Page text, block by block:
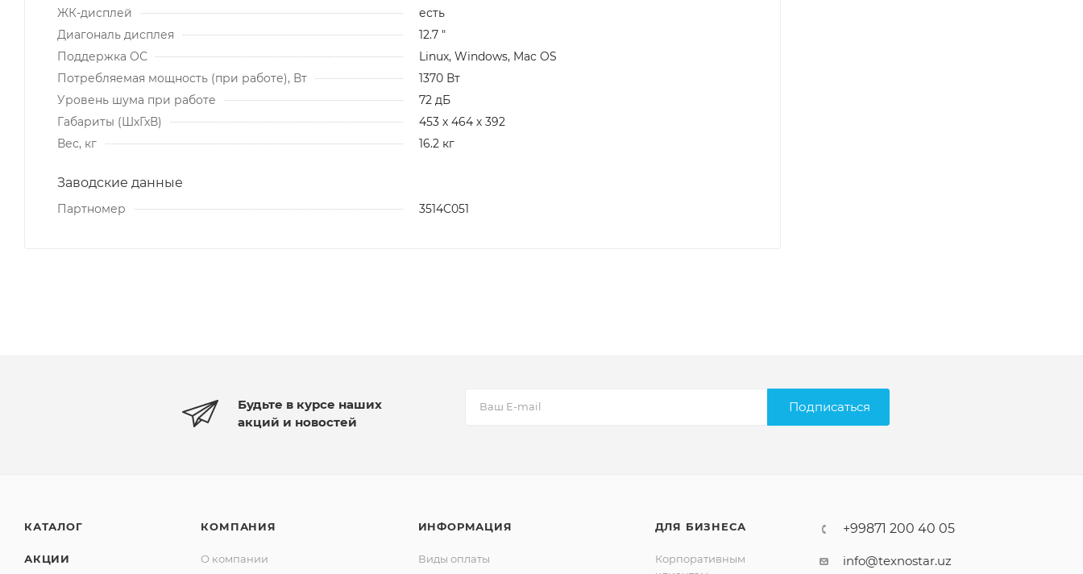
ЖК-дисплей
есть
Диагональ дисплея
12.7 "
Поддержка ОС
Linux, Windows, Mac OS
Потребляемая мощность (при работе), Вт
1370 Вт
Уровень шума при работе
72 дБ
Габариты (ШхГхВ)
453 х 464 х 392
Вес, кг
16.2 кг
Заводские данные
Партномер 3514C051
Будьте в курсе наших
акций и новостей
Подписаться
КАТАЛОГ
АКЦИИ
КОМПАНИЯ
О компании
ИНФОРМАЦИЯ
Виды оплаты
ДЛЯ БИЗНЕСА
Корпоративным
+99871 200 40 05
info@texnostar.uz